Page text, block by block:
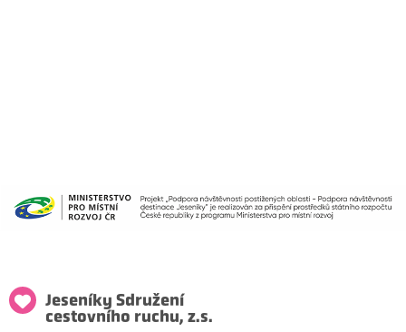
Jeseníky Sdružení
cestovního ruchu, z.s.